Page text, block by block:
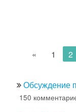
« 1 2
Обсуждение
150